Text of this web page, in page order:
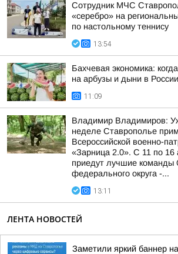
Сотрудник МЧС
«серебро» на
по настольному теннису
13:54
Бахчевая экономика:
на арбузы и дыни в России
11:09
Владимир Владимиров:
неделе Ставрополье
Всероссийской военно-
«Зарница 2.0». С 11 по 16
приедут лучшие команды
федерального округа -...
13:11
ЛЕНТА НОВОСТЕЙ
Заметили яркий баннер